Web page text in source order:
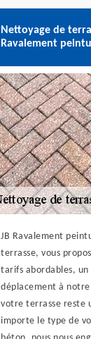
Nettoyage de
Ravalement
JB Ravalement
terrasse, vous
tarifs abordables,
déplacement à notre
votre terrasse reste
importe le type de